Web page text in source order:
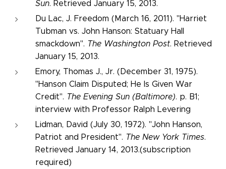
Sun. Retrieved January 15, 2013.
Du Lac, J. Freedom (March 16, 2011). "Harriet
Tubman vs. John Hanson: Statuary Hall
smackdown". The Washington Post. Retrieved
January 15, 2013.
Emory, Thomas J., Jr. (December 31, 1975).
"Hanson Claim Disputed; He Is Given War
Credit". The Evening Sun (Baltimore). p. B1;
interview with Professor Ralph Levering
Lidman, David (July 30, 1972). "John Hanson,
Patriot and President". The New York Times.
Retrieved January 14, 2013.(subscription
required)